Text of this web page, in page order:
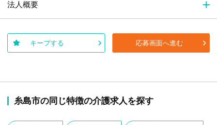
法人概要
キープする 応募画面へ進む
糸島市の同じ特徴の介護求人を探す